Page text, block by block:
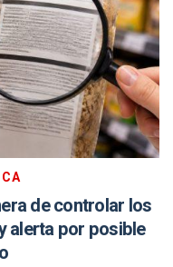
de controlar los
alerta por posible